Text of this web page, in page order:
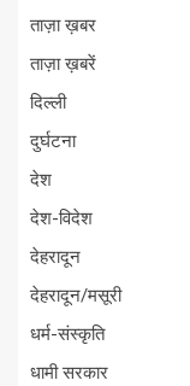
ताज़ा ख़बर
ताज़ा ख़बरें
दिल्ली
दुर्घटना
देश
देश-विदेश
देहरादून
देहरादून/मसूरी
धर्म-संस्कृति
धामी सरकार